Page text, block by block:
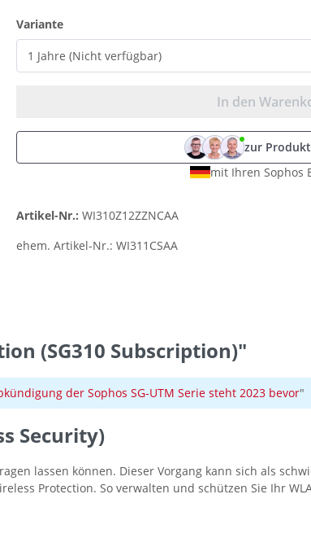
Varianteauswählen
In den
zur
mit Ihren Sophos
Artikel-Nr.: WI310Z12ZZNCAA
ehem. Artikel-Nr.: WI311CSAA
(SG310 Subscription)"
der Sophos SG-UTM Serie steht 2023 bevor"
Security)
lassen können. Dieser Vorgang kann sich als
Protection. So verwalten und schützen Sie Ihr